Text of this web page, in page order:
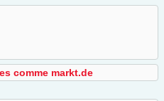
comme markt.de